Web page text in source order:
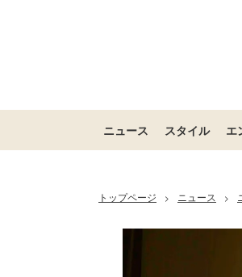
ニュース スタイル エ
トップページ > ニュース >